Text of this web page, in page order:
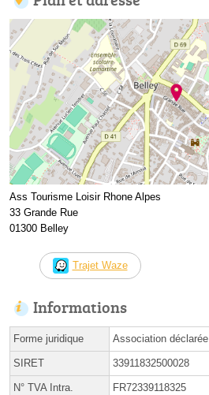
Ass Tourisme Loisir Rhone Alpes
33 Grande Rue
01300 Belley
Trajet Waze
Informations
Forme juridique Association déclarée
SIRET 33911832500028
N° TVA Intra. FR72339118325